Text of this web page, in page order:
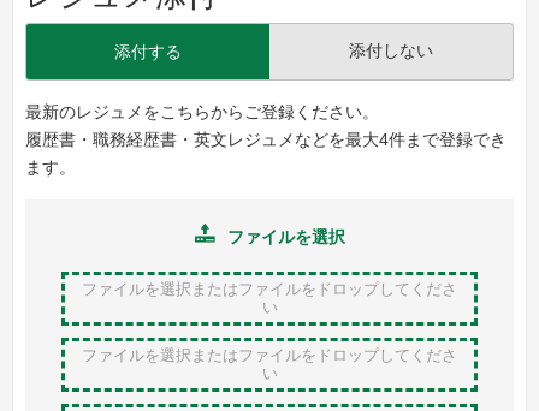
添付する 添付しない
最新のレジュメをこちらからご登録ください。
履歴書・職務経歴書・英文レジュメなどを最大4件まで登録でき
ます。
ファイルを選択
ファイルを選択またはファイルをドロップしてくださ
い
ファイルを選択またはファイルをドロップしてくださ
い